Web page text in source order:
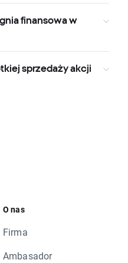
finansowa w
sprzedaży akcji
O nas
Firma
Ambasador